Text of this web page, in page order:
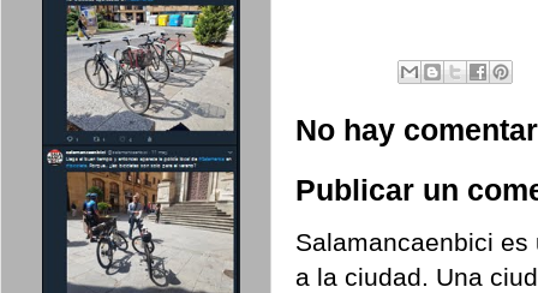
No hay
Publicar un
Salamancaenbici
a la ciudad. Una